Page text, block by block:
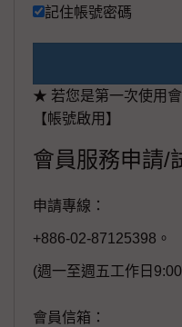
記住帳號密碼
★ 若您是第一次使用
【帳號啟用】
會員服務申請/
申請專線：
+886-02-87125398。
(週一至週五工作日
會員信箱：